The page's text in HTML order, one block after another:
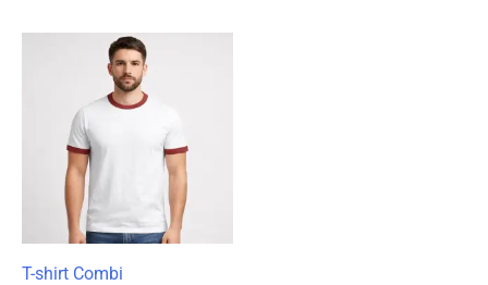
T-shirt Combi
Fascia
di
prezzo:
da